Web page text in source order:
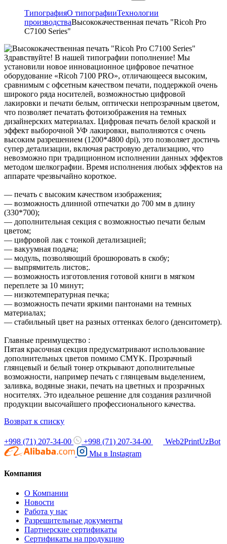
ТипографияО типографииТехнологии
производстваВысококачественная печать "Ricoh Pro
C7100 Series"
Здравствуйте! В нашей типографии пополнение! Мы
установили новое инновационное цифровое печатное
оборудование «Ricoh 7100 PRO», отличающееся высоким,
сравнимым с офсетным качеством печати, поддержкой очень
широкого ряда носителей, возможностью цифровой
лакировки и печати белым, оптически непрозрачным цветом,
что позволяет печатать фотоизображения на темных
дизайнерских материалах. Цифровая печать белой краской и
эффект выборочной УФ лакировки, выполняются с очень
высоким разрешением (1200*4800 dpi), это позволяет достичь
супер детализации, включая растровую детализацию, что
невозможно при традиционном исполнении данных эффектов
методом шелкографии. Время исполнения любых эффектов на
аппарате чрезвычайно короткое.
— печать с высоким качеством изображения;
— возможность длинной отпечатки до 700 мм в длину
(330*700);
— дополнительная секция с возможностью печати белым
цветом;
— цифровой лак с тонкой детализацией;
— вакуумная подача;
— модуль, позволяющий брошюровать в скобу;
— выпрямитель листов;.
— возможность изготовления готовой книги в мягком
переплете за 10 минут;
— низкотемпературная печка;
— возможность печати яркими пантонами на темных
материалах;
— стабильный цвет на разных оттенках белого (денситометр).
Главные преимущество :
Пятая красочная секция предусматривают использование
дополнительных цветов помимо CMYK. Прозрачный
глянцевый и белый тонер открывают дополнительные
возможности, например печать с глянцевым выделением,
заливка, водяные знаки, печать на цветных и прозрачных
носителях. Это идеальное решение для создания различной
продукции высочайшего профессионального качества.
Возврат к списку
+998 (71) 207-34-00 +998 (71) 207-34-00
Web2PrintUzBot
Мы в Instagram
Компания
О Компании
Новости
Работа у нас
Разрешительные документы
Партнерские сертификаты
Сертификаты на продукцию